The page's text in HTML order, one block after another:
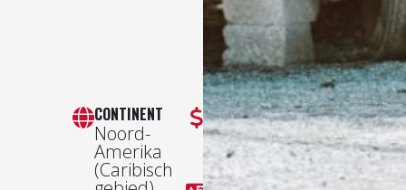
CONTINENT
Noord-
Amerika
(Caribisch
VALUTA
Australische
dollar
(AUD$)